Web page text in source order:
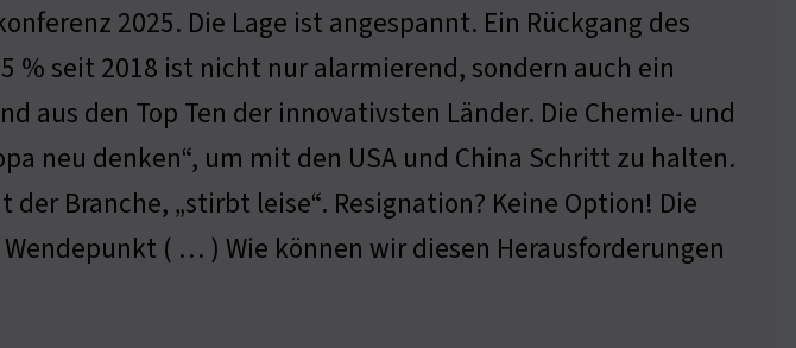
2025. Die Lage ist angespannt. Ein Rückgang des
% seit 2018 ist nicht nur alarmierend, sondern auch ein
aus den Top Ten der innovativsten Länder. Die Chemie- und
neu denken“, um mit den USA und China Schritt zu halten.
Branche, „stirbt leise“. Resignation? Keine Option! Die
( … ) Wie können wir diesen Herausforderungen